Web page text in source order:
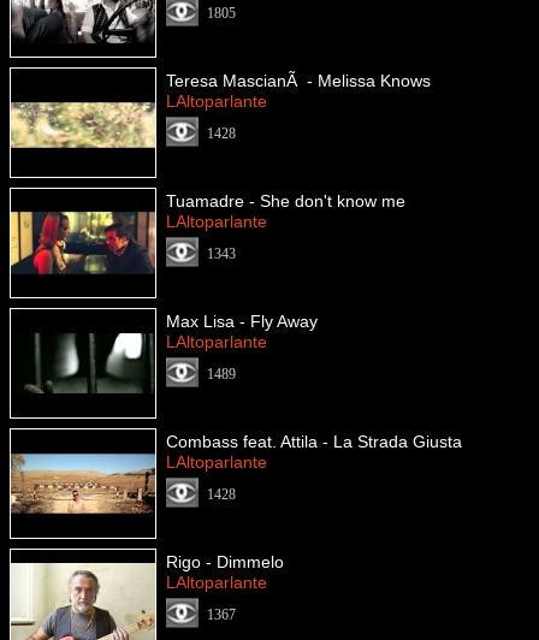
1805
Teresa MascianÃ - Melissa Knows
LAltoparlante
1428
Tuamadre - She don't know me
LAltoparlante
1343
Max Lisa - Fly Away
LAltoparlante
1489
Combass feat. Attila - La Strada Giusta
LAltoparlante
1428
Rigo - Dimmelo
LAltoparlante
1367